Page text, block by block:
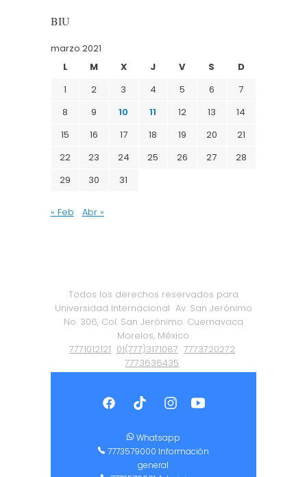
BIU
marzo 2021
L
M X J V S
D
1
2 3 4 5 6
7
8
9 10 11 12 13
14
15
16 17 18 19 20
21
22
23 24 25 26 27
28
29
30 31
« Feb Abr »
Todos los derechos reservados para
Universidad Internacional Av. San Jerónimo
No. 306, Col. San Jerónimo. Cuernavaca
Morelos, México
7771012121 01(777)3171087 7773720272
7773636435
Política de Privacidad|Certificación ISO
Whatsapp
7773579000 Información
general